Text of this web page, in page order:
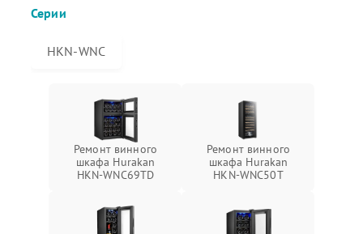
Серии
HKN-WNC
Ремонт винного
шкафа Hurakan
HKN-WNC69TD
Ремонт винного
шкафа Hurakan
HKN-WNC50T